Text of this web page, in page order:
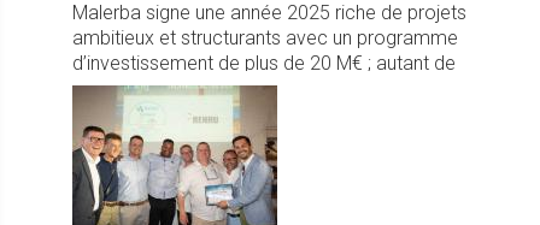
Malerba signe une année 2025 riche de projets
ambitieux et structurants avec un programme
d’investissement de plus de 20 M€ ; autant de
signaux forts en confiance en l’avenir et en son
développement continu !